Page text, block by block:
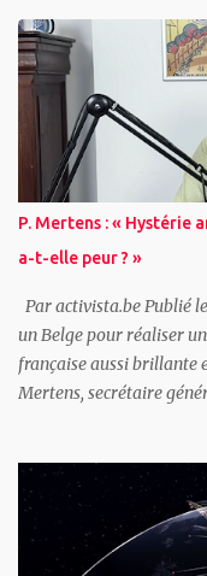
Qu’est-ce que l’action
La Guerre de Sécession
l’esclavage salarié -
Toute grève est
directe - Comment
attendant ce jour béni ?
Qu’est-ce que l’action
être capable de
qu’il doit y avoir un
P. Mertens : « Hystérie
a-t-elle peur ? »
Par activista.be Publié
un Belge pour réaliser
française aussi brillante
Mertens, secrétaire
Hystérie anti-
Ceux qui dirigent
une triple crise : 1. La «
ses matières premières,